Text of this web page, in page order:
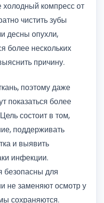
компресс от
чистить зубы
десны опухли,
более нескольких
причину.
поэтому даже
показаться более
состоит в том,
поддерживать
и выявить
инфекции.
безопасны для
не заменяют осмотр у
сохраняются.